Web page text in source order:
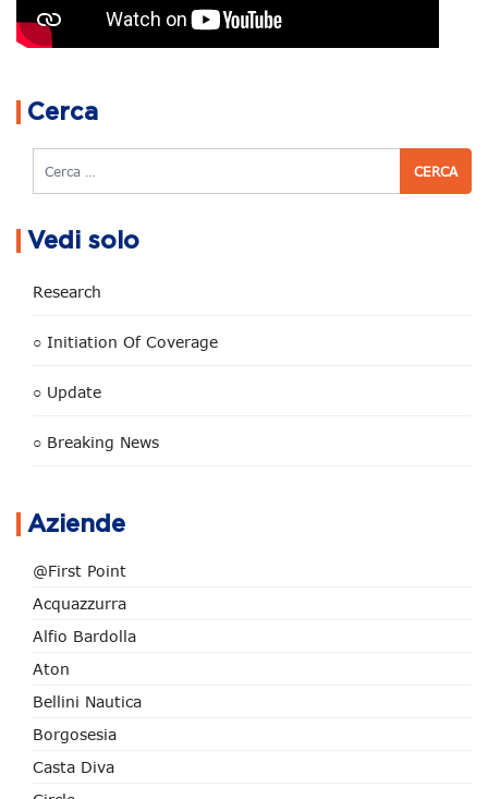
Cerca
Cerca
Vedi solo
Research
○ Initiation Of Coverage
○ Update
○ Breaking News
Aziende
@First Point
Acquazzurra
Alfio Bardolla
Aton
Bellini Nautica
Borgosesia
Casta Diva